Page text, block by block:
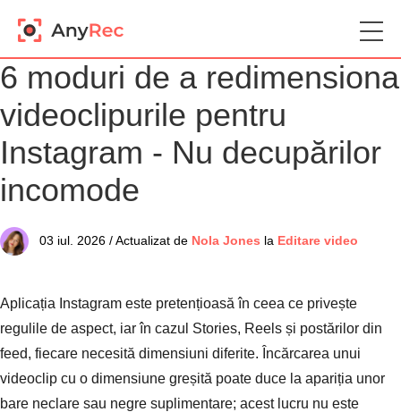
6 moduri de a redimensiona
videoclipurile pentru
Instagram - Nu decupărilor
incomode
03 iul. 2026 / Actualizat de Nola Jones la Editare video
Aplicația Instagram este pretențioasă în ceea ce privește
regulile de aspect, iar în cazul Stories, Reels și postărilor din
feed, fiecare necesită dimensiuni diferite. Încărcarea unui
videoclip cu o dimensiune greșită poate duce la apariția unor
bare neclare sau negre suplimentare; acest lucru nu este